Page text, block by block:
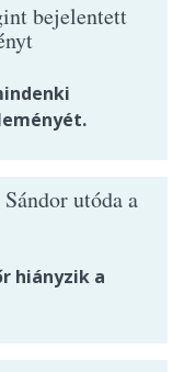
bejelentett
utóda a
hiányzik a